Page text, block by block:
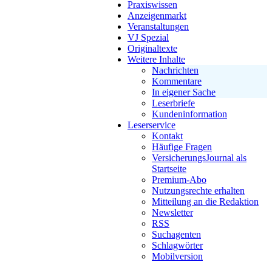
Praxiswissen
Anzeigenmarkt
Veranstaltungen
VJ Spezial
Originaltexte
Weitere Inhalte
Nachrichten
Kommentare
In eigener Sache
Leserbriefe
Kundeninformation
Leserservice
Kontakt
Häufige Fragen
VersicherungsJournal als
Startseite
Premium-Abo
Nutzungsrechte erhalten
Mitteilung an die Redaktion
Newsletter
RSS
Suchagenten
Schlagwörter
Mobilversion